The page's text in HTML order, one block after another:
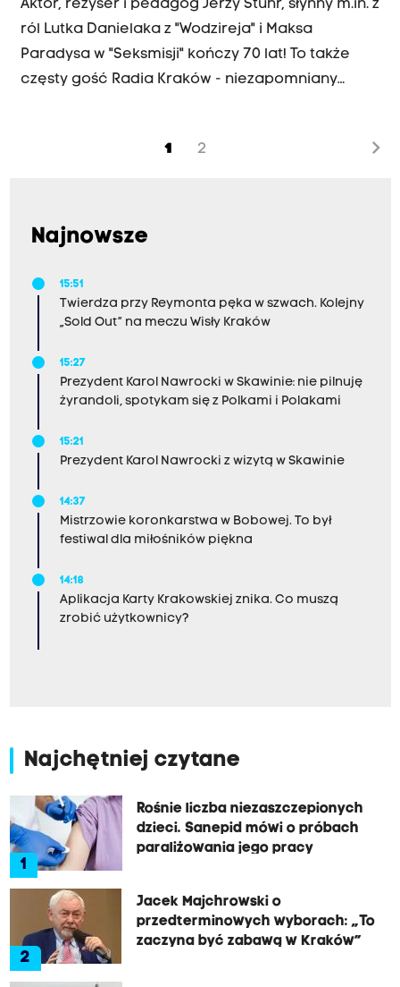
Aktor, reżyser i pedagog Jerzy Stuhr, słynny m.in. z
ról Lutka Danielaka z "Wodzireja" i Maksa
Paradysa w "Seksmisji" kończy 70 lat! To także
częsty gość Radia Kraków - niezapomniany
Romany Bobrowskiej przyznawanej przez Radio
gatunki sztuki radiowej.
1 2 chevron_right
Najnowsze
15:51
Twierdza przy Reymonta pęka w szwach. Kolejny
„Sold Out” na meczu Wisły Kraków
15:27
Prezydent Karol Nawrocki w Skawinie: nie pilnuję
żyrandoli, spotykam się z Polkami i Polakami
15:21
Prezydent Karol Nawrocki z wizytą w Skawinie
14:37
Mistrzowie koronkarstwa w Bobowej. To był
festiwal dla miłośników piękna
14:18
Aplikacja Karty Krakowskiej znika. Co muszą
zrobić użytkownicy?
Najchętniej czytane
1
Rośnie liczba niezaszczepionych
dzieci. Sanepid mówi o próbach
paraliżowania jego pracy
2
Jacek Majchrowski o
przedterminowych wyborach: „To
zaczyna być zabawą w Kraków”